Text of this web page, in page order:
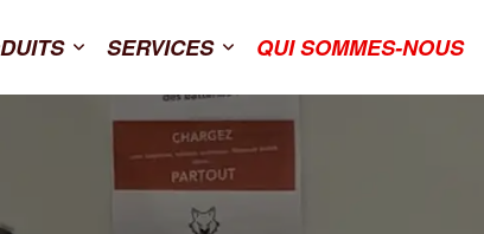
SERVICES QUI SOMMES-NOUS